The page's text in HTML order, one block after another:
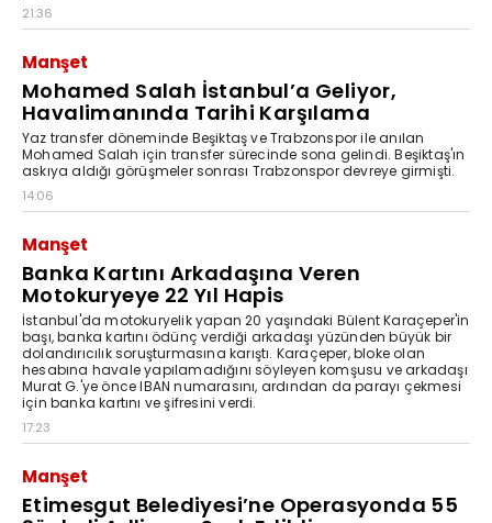
21:36
Manşet
Mohamed Salah İstanbul’a Geliyor,
Havalimanında Tarihi Karşılama
Yaz transfer döneminde Beşiktaş ve Trabzonspor ile anılan
Mohamed Salah için transfer sürecinde sona gelindi. Beşiktaş'ın
askıya aldığı görüşmeler sonrası Trabzonspor devreye girmişti.
14:06
Manşet
Banka Kartını Arkadaşına Veren
Motokuryeye 22 Yıl Hapis
İstanbul'da motokuryelik yapan 20 yaşındaki Bülent Karaçeper'in
başı, banka kartını ödünç verdiği arkadaşı yüzünden büyük bir
dolandırıcılık soruşturmasına karıştı. Karaçeper, bloke olan
hesabına havale yapılamadığını söyleyen komşusu ve arkadaşı
Murat G.'ye önce IBAN numarasını, ardından da parayı çekmesi
için banka kartını ve şifresini verdi.
17:23
Manşet
Etimesgut Belediyesi’ne Operasyonda 55